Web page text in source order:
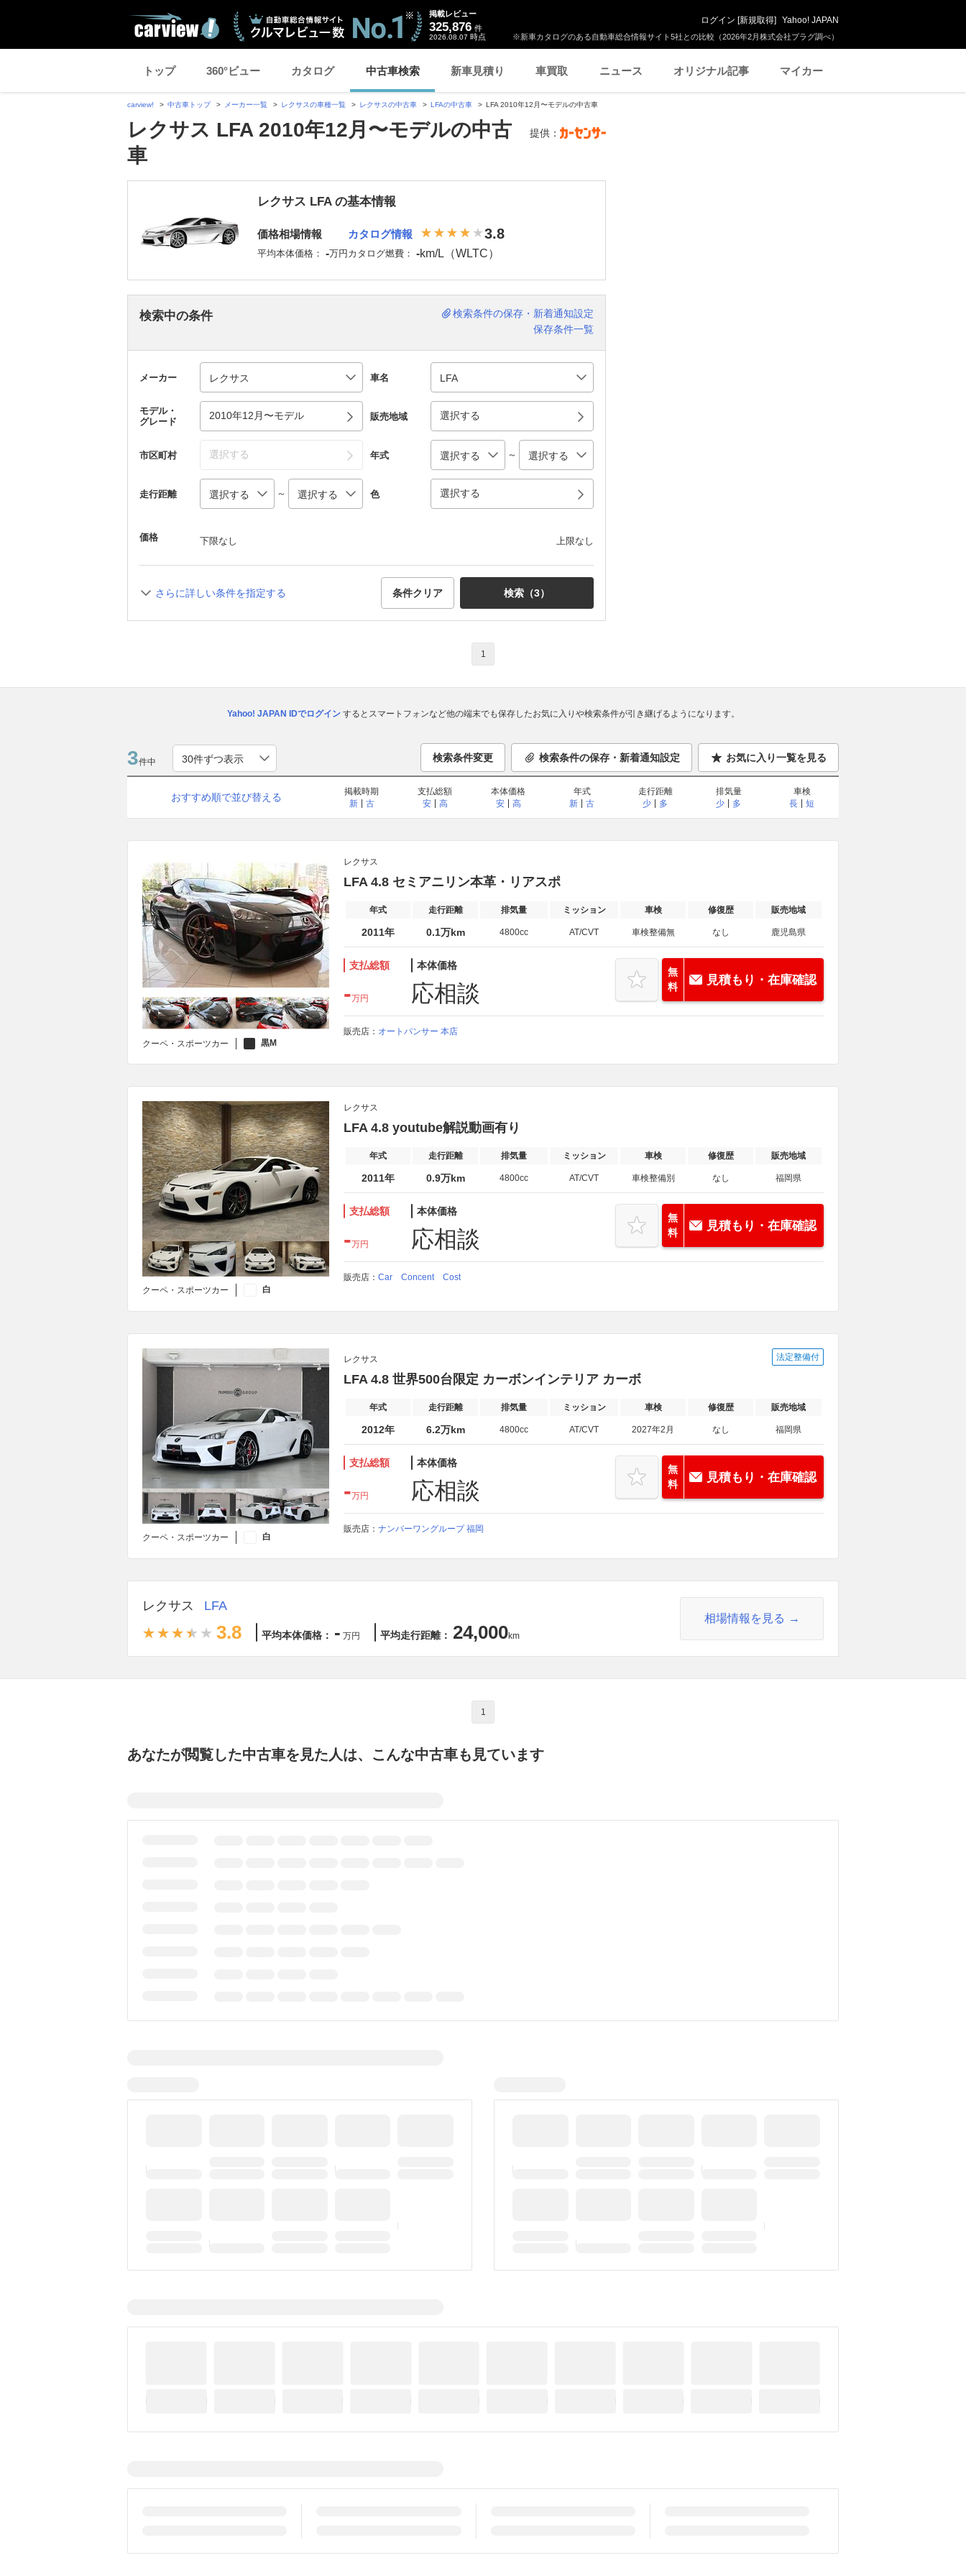
※新車カタログのある自動車総合情報サイト5社との比較（2026年2月株式会社プラグ調べ）
掲載レビュー
325,876 件
2026.08.07 時点
ログイン [新規取得] Yahoo! JAPAN
トップ 360°ビュー カタログ 中古車検索 新車見積り 車買取 ニュース オリジナル記事 マイカー
carview! 中古車トップ メーカー一覧 レクサスの車種一覧 レクサスの中古車 LFAの中古車 LFA 2010年12月〜モデルの中古車
レクサス LFA 2010年12月〜モデルの中古
車
提供：
レクサス LFA の基本情報
価格相場情報
平均本体価格： -万円
カタログ情報 3.8
カタログ燃費： -km/L（WLTC）
検索中の条件
検索条件の保存・新着通知設定
保存条件一覧
メーカー 車名
モデル・
グレード
2010年12月〜モデル 販売地域 選択する
市区町村 選択する 年式 ～
走行距離 ～ 色 選択する
価格 下限なし 上限なし
さらに詳しい条件を指定する 条件クリア 検索（3）
1
Yahoo! JAPAN IDでログインするとスマートフォンなど他の端末でも保存したお気に入りや検索条件が引き継げるようになります。
3件中 検索条件変更 検索条件の保存・新着通知設定 お気に入り一覧を見る
おすすめ順で並び替える
掲載時期
新
古
支払総額
安
高
本体価格
安
高
年式
新
古
走行距離
少
多
排気量
少
多
車検
長
短
クーペ・スポーツカー 黒M
レクサス
LFA 4.8 セミアニリン本革・リアスポ
年式 走行距離 排気量 ミッション 車検 修復歴 販売地域
2011年 0.1万km 4800cc AT/CVT 車検整備無 なし 鹿児島県
支払総額
-万円
本体価格
応相談
無
料
見積もり・在庫確認
販売店： オートパンサー 本店
クーペ・スポーツカー 白
レクサス
LFA 4.8 youtube解説動画有り
年式 走行距離 排気量 ミッション 車検 修復歴 販売地域
2011年 0.9万km 4800cc AT/CVT 車検整備別 なし 福岡県
支払総額
-万円
本体価格
応相談
無
料
見積もり・在庫確認
販売店： Car Concent Cost
クーペ・スポーツカー 白
レクサス 法定整備付
LFA 4.8 世界500台限定 カーボンインテリア カーボ
年式 走行距離 排気量 ミッション 車検 修復歴 販売地域
2012年 6.2万km 4800cc AT/CVT 2027年2月 なし 福岡県
支払総額
-万円
本体価格
応相談
無
料
見積もり・在庫確認
販売店： ナンバーワングループ 福岡
レクサス LFA
3.8 平均本体価格： - 万円 平均走行距離： 24,000km
相場情報を見る
1
あなたが閲覧した中古車を見た人は、こんな中古車も見ています